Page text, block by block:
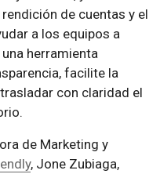
de cuentas y el
a los equipos a
herramienta
facilite la
con claridad el
de Marketing y
, Jone Zubiaga,